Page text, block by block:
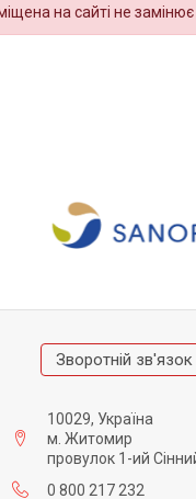
на сайті не
Зворотній зв'язок
10029, Україна
м. Житомир
провулок 1-ий
0 800 217 232